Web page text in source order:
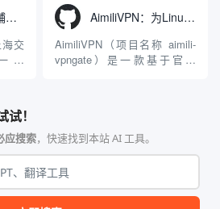
桌
或
动Seed 3D两大行业领先的AI
模型架构，致力于帮助用户无
需掌握复杂的3D拓扑知识或昂
贵的专业软件，即可在...
Nature-Skills：辅助撰写学术论文和绘制科研图表的智能体插件
交
哲
如
）
。
AimiliVPN：为Linux提供纯净出站家庭IP的VPN代理网关
AimiliVPN（项目名称 aimili-
vpngate）是一款基于官方
纯 Python 标准库编写，用户
无需安装...
！
应搜索，快速找到本站 AI 工具。